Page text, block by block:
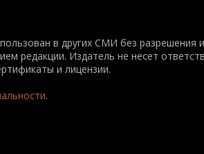
в других СМИ без разрешения
редакции. Издатель не несет
и лицензии.
.